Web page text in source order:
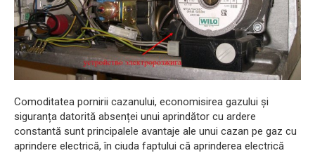
Comoditatea pornirii cazanului, economisirea gazului și
siguranța datorită absenței unui aprindător cu ardere
constantă sunt principalele avantaje ale unui cazan pe gaz cu
aprindere electrică, în ciuda faptului că aprinderea electrică